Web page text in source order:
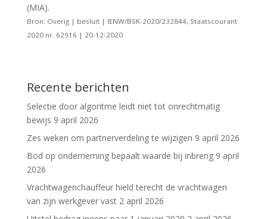
(MIA).
Bron: Overig | besluit | IENW/BSK-2020/232844, Staatscourant
2020 nr. 62916 | 20-12-2020
Recente berichten
Selectie door algoritme leidt niet tot onrechtmatig
bewijs 9 april 2026
Zes weken om partnerverdeling te wijzigen 9 april 2026
Bod op onderneming bepaalt waarde bij inbreng 9 april
2026
Vrachtwagenchauffeur hield terecht de vrachtwagen
van zijn werkgever vast 2 april 2026